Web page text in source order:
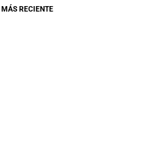
MÁS RECIENTE